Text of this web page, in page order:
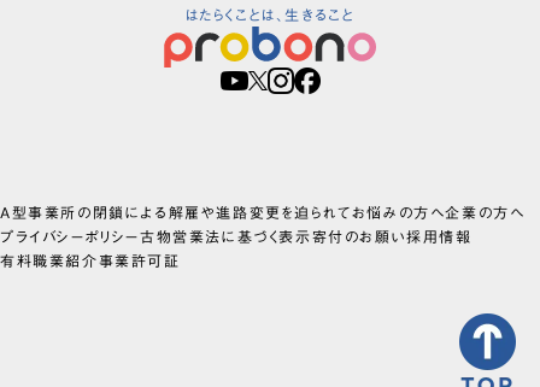
はたらくことは、生きること
A型事業所の閉鎖による解雇や進路変更を迫られてお悩みの方へ企業の方へ
プライバシーポリシー古物営業法に基づく表示寄付のお願い採用情報
有料職業紹介事業許可証